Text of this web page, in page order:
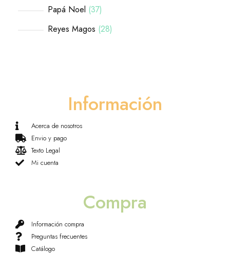
Papá Noel 37
Reyes Magos 28
Información
Acerca de nosotros
Envio y pago
Texto Legal
Mi cuenta
Compra
Información compra
Preguntas frecuentes
Catálogo